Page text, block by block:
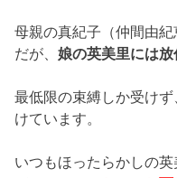
母親の真紀子（仲間由
だが、娘の英美里には放
最低限の束縛しか受け
けています。
いつもほったらかしの